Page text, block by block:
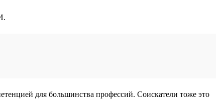
для большинства профессий. Соискатели тоже это